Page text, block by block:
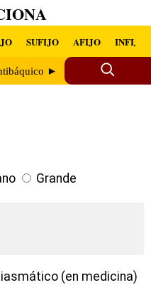
SUFIJO AFIJO INFIJO
►
Grande
(en medicina)